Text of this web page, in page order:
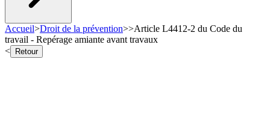
Accueil>Droit de la prévention>>Article L4412-2 du Code du
travail - Repérage amiante avant travaux
<
Retour